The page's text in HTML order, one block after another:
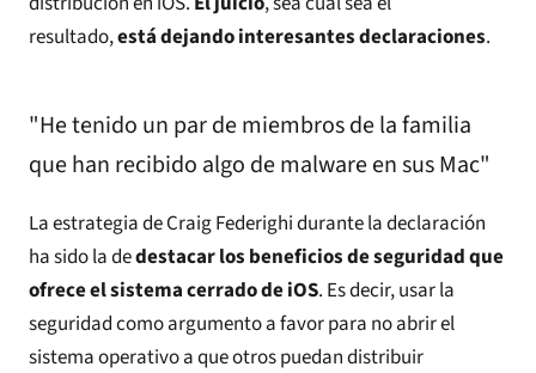
resultado,está dejando interesantes declaraciones.
"He tenido un par de miembros de la familia
que han recibido algo de malware en sus Mac"
La estrategia de Craig Federighi durante la declaración
ha sido la dedestacar los beneficios de seguridad que
ofrece el sistema cerrado de iOS. Es decir, usar la
seguridad como argumento a favor para no abrir el
sistema operativo a que otros puedan distribuir